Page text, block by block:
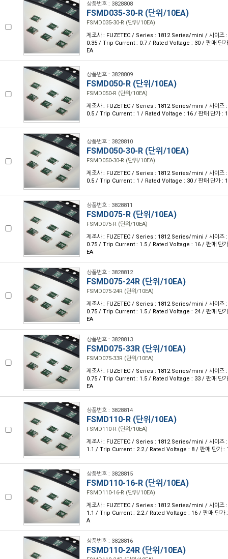
상품번호 : 3828808
FSMD035-30-R (단위/10EA)
FSMD035-30-R (단위/10EA)
제조사 : FUZETEC / Series : 1812 Series/mini / 사이
0.35 / Trip Current : 0.7 / Rated Voltage : 30 / 판매 단가
EA
상품번호 : 3828809
FSMD050-R (단위/10EA)
FSMD050-R (단위/10EA)
제조사 : FUZETEC / Series : 1812 Series/mini / 사이
0.5 / Trip Current : 1 / Rated Voltage : 16 / 판매 단가 :
상품번호 : 3828810
FSMD050-30-R (단위/10EA)
FSMD050-30-R (단위/10EA)
제조사 : FUZETEC / Series : 1812 Series/mini / 사이
0.5 / Trip Current : 1 / Rated Voltage : 30 / 판매 단가 :
상품번호 : 3828811
FSMD075-R (단위/10EA)
FSMD075-R (단위/10EA)
제조사 : FUZETEC / Series : 1812 Series/mini / 사이
0.75 / Trip Current : 1.5 / Rated Voltage : 16 / 판매 단가
EA
상품번호 : 3828812
FSMD075-24R (단위/10EA)
FSMD075-24R (단위/10EA)
제조사 : FUZETEC / Series : 1812 Series/mini / 사이
0.75 / Trip Current : 1.5 / Rated Voltage : 24 / 판매 단가
EA
상품번호 : 3828813
FSMD075-33R (단위/10EA)
FSMD075-33R (단위/10EA)
제조사 : FUZETEC / Series : 1812 Series/mini / 사이
0.75 / Trip Current : 1.5 / Rated Voltage : 33 / 판매 단가
EA
상품번호 : 3828814
FSMD110-R (단위/10EA)
FSMD110-R (단위/10EA)
제조사 : FUZETEC / Series : 1812 Series/mini / 사이
1.1 / Trip Current : 2.2 / Rated Voltage : 8 / 판매 단가 :
상품번호 : 3828815
FSMD110-16-R (단위/10EA)
FSMD110-16-R (단위/10EA)
제조사 : FUZETEC / Series : 1812 Series/mini / 사이
1.1 / Trip Current : 2.2 / Rated Voltage : 16 / 판매 단가 :
A
상품번호 : 3828816
FSMD110-24R (단위/10EA)